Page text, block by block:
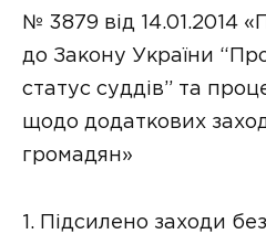
№ 3879 від 14.01.2014
до Закону України
статус суддів” та
щодо додаткових
громадян»
1. Підсилено заходи